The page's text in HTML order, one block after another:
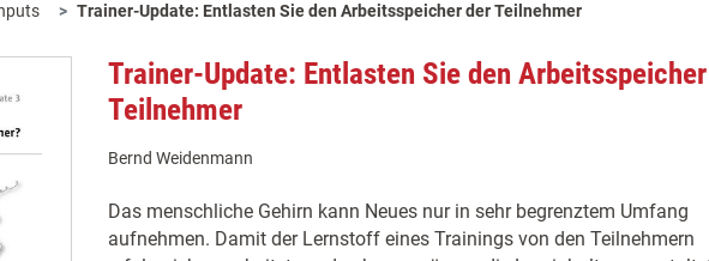
Trainer-Update: Entlasten Sie den Arbeitsspeicher der Teilnehmer
Trainer-Update: Entlasten Sie den
Teilnehmer
Bernd Weidenmann
Das menschliche Gehirn kann Neues nur in sehr begrenztem Umfang
aufnehmen. Damit der Lernstoff eines Trainings von den Teilnehmern